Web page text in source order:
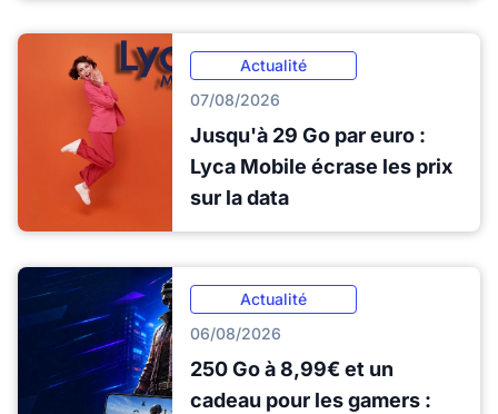
Actualité
07/08/2026
Jusqu'à 29 Go par euro :
Lyca Mobile écrase les prix
sur la data
Actualité
06/08/2026
250 Go à 8,99€ et un
cadeau pour les gamers :